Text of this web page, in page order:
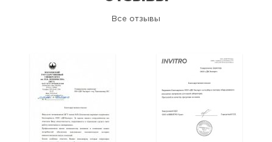
Все отзывы